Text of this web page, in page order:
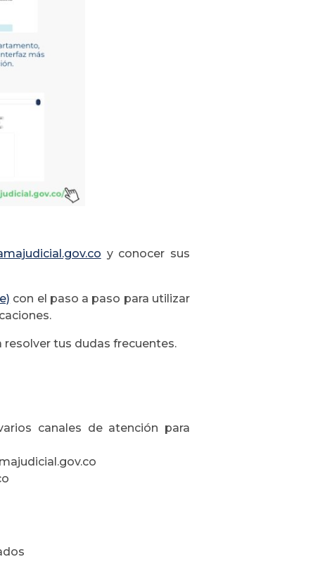
y conocer sus
con el paso a paso para utilizar
resolver tus dudas frecuentes.
canales de atención para